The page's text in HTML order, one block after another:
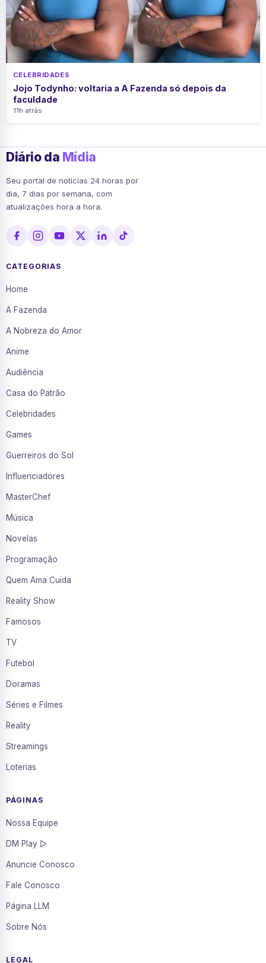
CELEBRIDADES
Jojo Todynho: voltaria a A Fazenda só depois da
faculdade
11h atrás
Diário da Mídia
Seu portal de notícias 24 horas por
dia, 7 dias por semana, com
atualizações hora a hora.
CATEGORIAS
Home
A Fazenda
A Nobreza do Amor
Anime
Audiência
Casa do Patrão
Celebridades
Games
Guerreiros do Sol
Influenciadores
MasterChef
Música
Novelas
Programação
Quem Ama Cuida
Reality Show
Famosos
TV
Futebol
Doramas
Séries e Filmes
Reality
Streamings
Loterias
PÁGINAS
Nossa Equipe
DM Play ▷
Anuncie Conosco
Fale Conosco
Página LLM
Sobre Nós
LEGAL